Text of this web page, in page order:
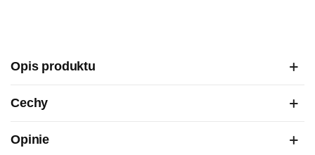
Opis produktu
Cechy
Opinie